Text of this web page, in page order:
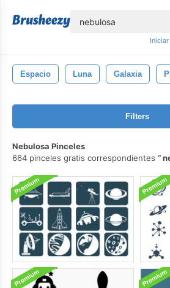
Espacio Luna Galaxia
Filters
Nebulosa Pinceles
664 pinceles gratis correspondientes